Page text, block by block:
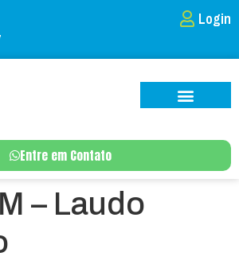
Login
Entre em Contato
– Laudo